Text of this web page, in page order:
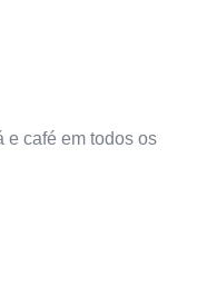
e café em todos os